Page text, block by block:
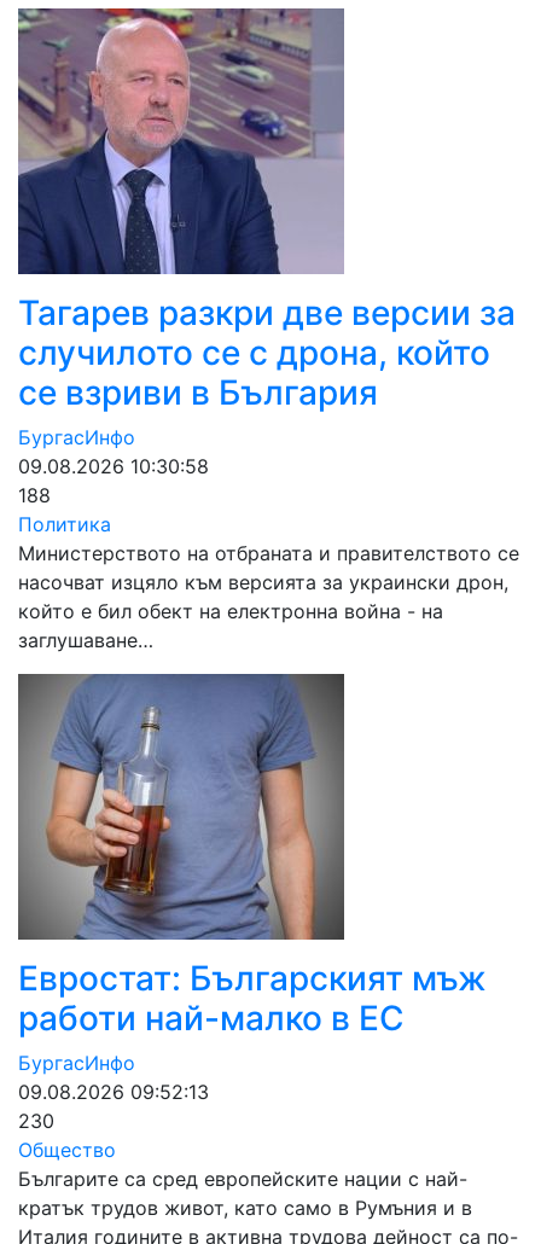
Тагарев разкри две версии за
случилото се с дрона, който
се взриви в България
БургасИнфо
09.08.2026 10:30:58
188
Политика
Министерството на отбраната и правителството се
насочват изцяло към версията за украински дрон,
който е бил обект на електронна война - на
заглушаване…
Евростат: Българският мъж
работи най-малко в ЕС
БургасИнфо
09.08.2026 09:52:13
230
Общество
Българите са сред европейските нации с най-
кратък трудов живот, като само в Румъния и в
Италия годините в активна трудова дейност са по-